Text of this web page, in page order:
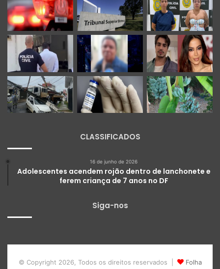
CLASSIFICADOS
16 de junho de 2026
Adolescentes acendem rojão dentro de lanchonete e
ferem criança de 7 anos no DF
Siga-nos
© Copyright 2026, Todos os direitos reservados | Folha